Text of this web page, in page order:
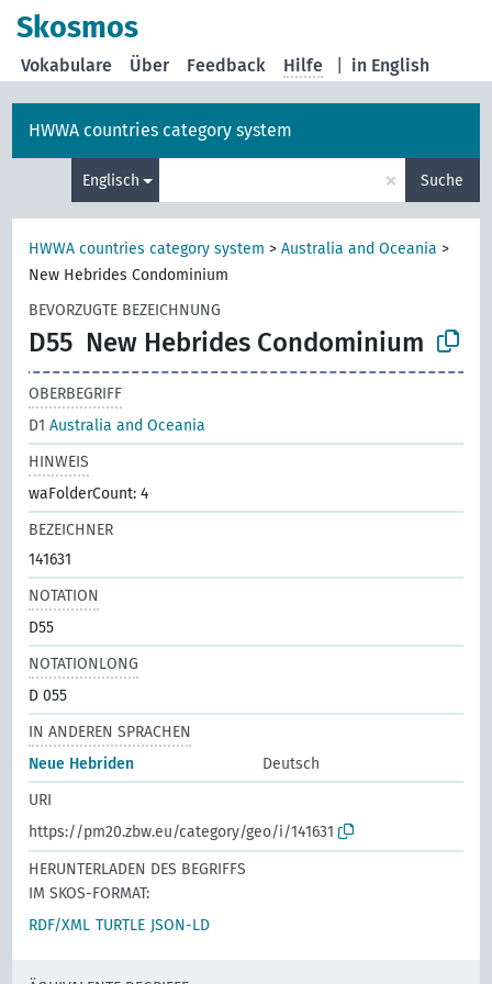
Skosmos
in English
Vokabulare Über Feedback Hilfe
HWWA countries category system
Englisch × Suche
HWWA countries category system >Australia and Oceania >
New Hebrides Condominium
BEVORZUGTE BEZEICHNUNG
D55 New Hebrides Condominium
OBERBEGRIFF
D1Australia and Oceania
HINWEIS
waFolderCount: 4
BEZEICHNER
141631
NOTATION
D55
NOTATIONLONG
D 055
IN ANDEREN SPRACHEN
Neue Hebriden
Deutsch
URI
https://pm20.zbw.eu/category/geo/i/141631
HERUNTERLADEN DES BEGRIFFS
IM SKOS-FORMAT:
RDF/XML TURTLE JSON-LD